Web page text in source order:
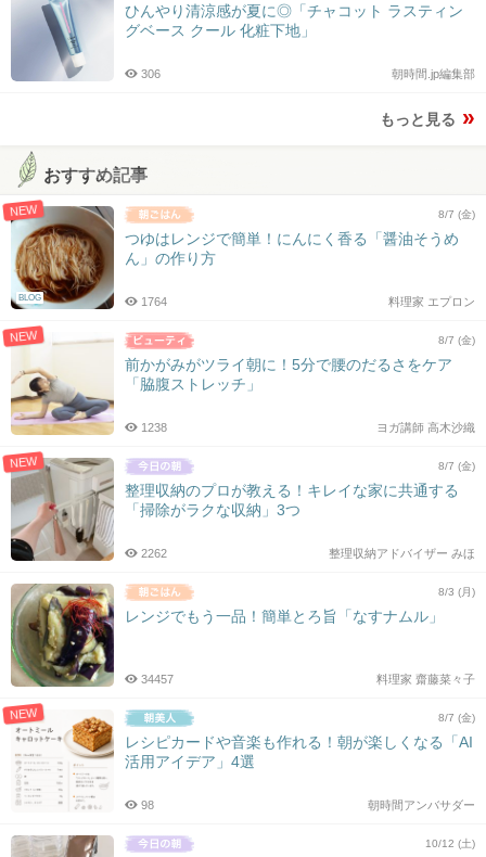
ひんやり清涼感が夏に◎「チャコット ラスティン
グベース クール 化粧下地」
朝時間.jp編集部
306
もっと見る
おすすめ記事
NEW
BLOG
8/7 (金)
つゆはレンジで簡単！にんにく香る「醤油そうめ
ん」の作り方
料理家 エプロン
1764
NEW 8/7 (金)
前かがみがツライ朝に！5分で腰のだるさをケア
「脇腹ストレッチ」
ヨガ講師 高木沙織
1238
NEW 8/7 (金)
整理収納のプロが教える！キレイな家に共通する
「掃除がラクな収納」3つ
整理収納アドバイザー みほ
2262
8/3 (月)
レンジでもう一品！簡単とろ旨「なすナムル」
料理家 齋藤菜々子
34457
NEW 8/7 (金)
レシピカードや音楽も作れる！朝が楽しくなる「AI
活用アイデア」4選
朝時間アンバサダー
98
10/12 (土)